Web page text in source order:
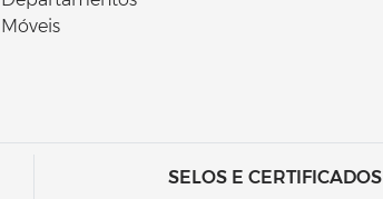
Móveis
SELOS E CERTIFICADOS